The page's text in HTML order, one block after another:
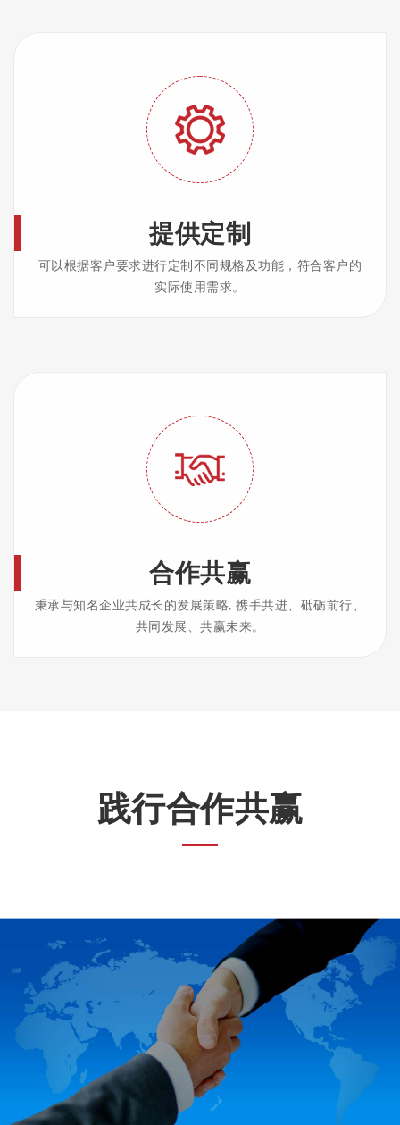
提供定制
可以根据客户要求进行定制不同规格及功能，符合客户的
实际使用需求。
合作共赢
秉承与知名企业共成长的发展策略, 携手共进、砥砺前行、
共同发展、共赢未来。
践行合作共赢